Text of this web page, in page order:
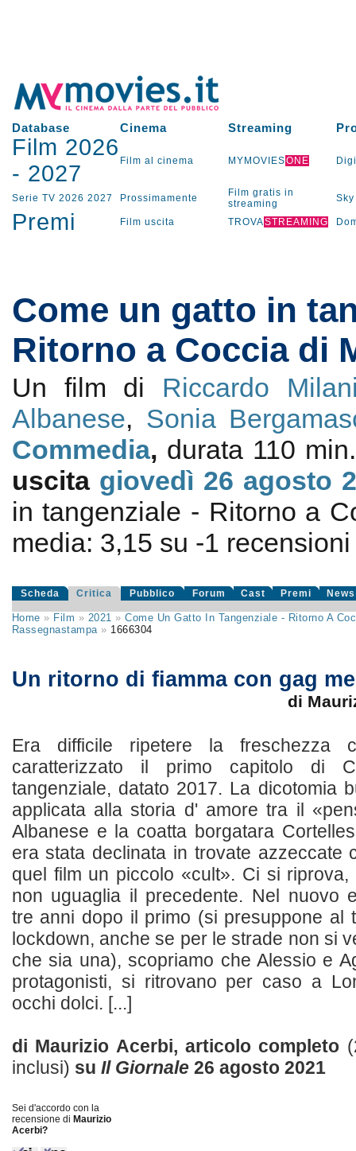
Database Cinema Streaming
Film 2026
- 2027 Film al cinema MYMOVIESONE
Serie TV 2026 2027 Prossimamente
Film gratis in
streaming
Sky
Premi Film uscita TROVASTREAMING
Come un gatto in
Ritorno a Coccia di
Un film di Riccardo
Albanese, Sonia
Commedia, durata 110
uscita giovedì 26 agosto
in tangenziale - Ritorno a
media: 3,15 su -1
Scheda Critica Pubblico Forum Cast Premi News
Home » Film » 2021 »Come Un Gatto In Tangenziale - Ritorno A
Rassegnastampa» 1666304
Un ritorno di fiamma con gag
di
Era difficile ripetere la freschezza
caratterizzato il primo capitolo di
tangenziale, datato 2017. La dicotomia
applicata alla storia d' amore tra il
Albanese e la coatta borgatara
era stata declinata in trovate azzeccate
quel film un piccolo «cult». Ci si
non uguaglia il precedente. Nel nuovo
tre anni dopo il primo (si presuppone al
lockdown, anche se per le strade non si
che sia una), scopriamo che Alessio e
protagonisti, si ritrovano per caso a
occhi dolci. [...]
di Maurizio Acerbi, articolo completo
inclusi) su Il Giornale26 agosto 2021
Sei d'accordo con la
recensione di Maurizio
Acerbi?